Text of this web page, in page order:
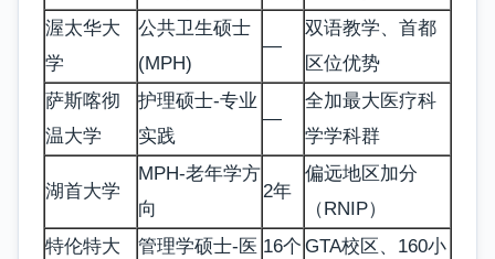
渥太华大
学
公共卫生硕士
(MPH)
—
双语教学、首都
区位优势
萨斯喀彻
温大学
护理硕士-专业
实践
—
全加最大医疗科
学学科群
湖首大学
MPH-老年学方
向
2年
偏远地区加分
（RNIP）
特伦特大
管理学硕士-医 16个 GTA校区、160小